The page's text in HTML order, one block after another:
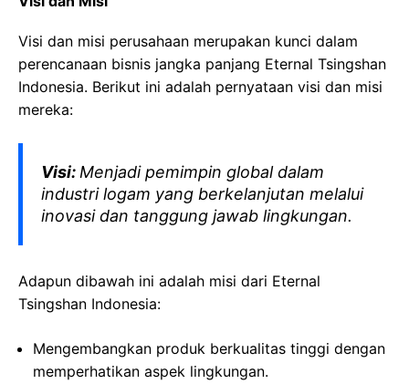
Visi dan misi perusahaan merupakan kunci dalam
perencanaan bisnis jangka panjang Eternal Tsingshan
Indonesia. Berikut ini adalah pernyataan visi dan misi
mereka:
Visi: Menjadi pemimpin global dalam
industri logam yang berkelanjutan melalui
inovasi dan tanggung jawab lingkungan.
Adapun dibawah ini adalah misi dari Eternal
Tsingshan Indonesia:
Mengembangkan produk berkualitas tinggi dengan
memperhatikan aspek lingkungan.